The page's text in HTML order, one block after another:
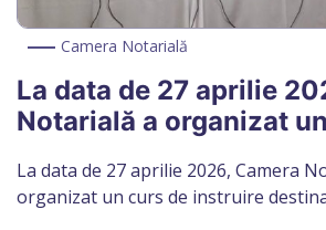
Camera Notarială
La data de 27 aprilie
Notarială a organizat
La data de 27 aprilie 2026, Camera
organizat un curs de instruire